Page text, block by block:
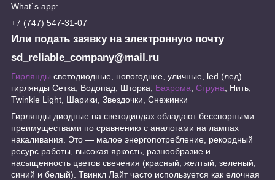
What`s app:
+7 (747) 547-31-07
Или подать заявку на электронную почту
sd_reliable_company@mail.ru
Гирлянды светодиодные, новогодние, уличные, led (лед)
гирлянды Сетка, Водопад, Шторка, Бахрома Струна , Нить,
Twinkle Light, Шарики, Звездочки, Снежинки
Гирлянды диодные на светодиодах обладают бесспорными
преимуществами по сравнению с аналогами на лампах
накаливания. Это ― малое энергопотребление, рекордный
ресурс работы, высокая яркость, разнообразие и
насыщенность цветов свечения (красный, желтый, зеленый,
синий и белый). Твинкл Лайт часто используется как елочная